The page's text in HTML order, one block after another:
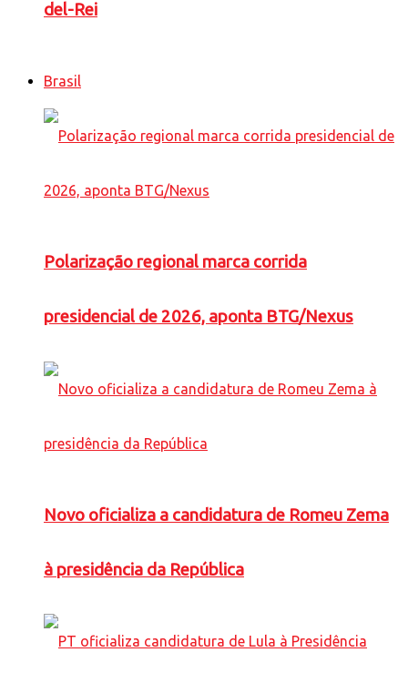
del-Rei
Brasil
Polarização regional marca corrida
presidencial de 2026, aponta BTG/Nexus
Novo oficializa a candidatura de Romeu Zema
à presidência da República